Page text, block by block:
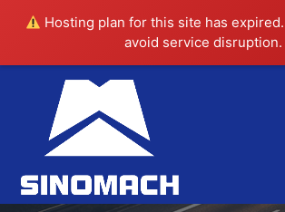
Hosting plan for this site has expired.
avoid service disruption.